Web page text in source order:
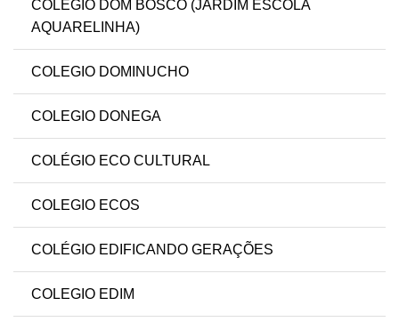
COLÉGIO DOM BOSCO (JARDIM ESCOLA
AQUARELINHA)
COLEGIO DOMINUCHO
COLEGIO DONEGA
COLÉGIO ECO CULTURAL
COLEGIO ECOS
COLÉGIO EDIFICANDO GERAÇÕES
COLEGIO EDIM